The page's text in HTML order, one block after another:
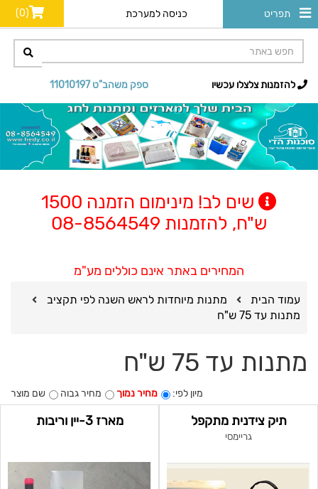
תפריט כניסה למערכת (0)
ספק משהב"ט 11010197 להזמנות צלצלו עכשיו
שים לב! מינימום הזמנה 1500
ש"ח, להזמנות 08-8564549
המחירים באתר אינם כוללים מע"מ
עמוד הבית
מתנות מיוחדות לראש השנה לפי תקציב
מתנות עד 75 ש"ח
מתנות עד 75 ש"ח
מיון לפי: מחיר נמוך מחיר גבוה שם מוצר
תיק צידנית מתקפל
גריימסי
מארז 3-יין וריבות